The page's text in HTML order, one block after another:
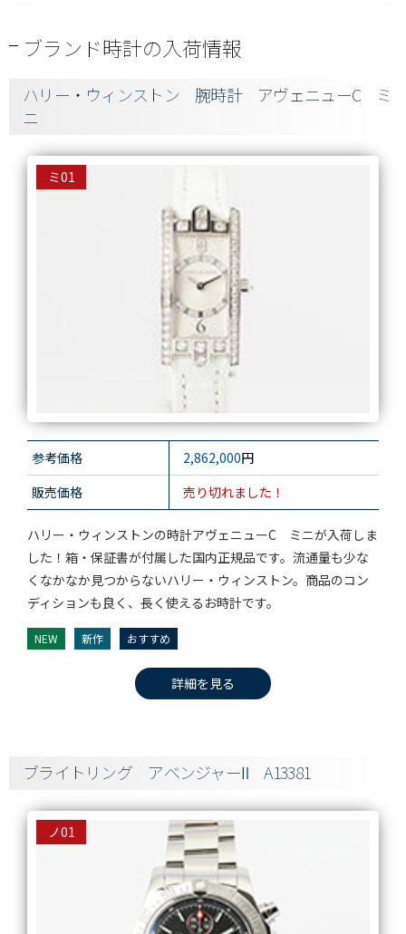
ブランド時計の入荷情報
ハリー・ウィンストン 腕時計 アヴェニューC ミ
ニ
ミ01
参考価格 2,862,000円
販売価格
売り切れました！
ハリー・ウィンストンの時計アヴェニューC ミニが入荷しま
した！箱・保証書が付属した国内正規品です。流通量も少な
くなかなか見つからないハリー・ウィンストン。商品のコン
ディションも良く、長く使えるお時計です。
NEW 新作 おすすめ
詳細を見る
ブライトリング アベンジャーⅡ A13381
ノ01